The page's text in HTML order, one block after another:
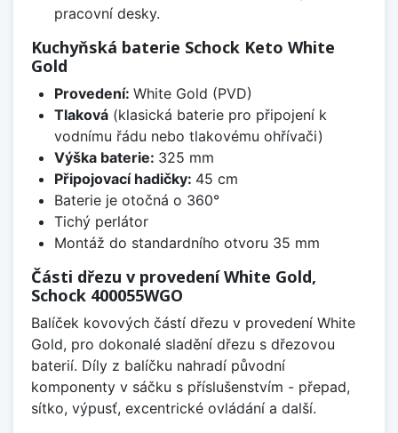
pracovní desky.
Kuchyňská baterie Schock Keto White
Gold
Provedení: White Gold (PVD)
Tlaková(klasická baterie pro připojení k
vodnímu řádu nebo tlakovému ohřívači)
Výška baterie: 325 mm
Připojovací hadičky: 45 cm
Baterie je otočná o 360°
Tichý perlátor
Montáž do standardního otvoru 35 mm
Části dřezu v provedení White Gold,
Schock 400055WGO
Balíček kovových částí dřezu v provedení White
Gold, pro dokonalé sladění dřezu s dřezovou
baterií. Díly z balíčku nahradí původní
komponenty v sáčku s příslušenstvím - přepad,
sítko, výpusť, excentrické ovládání a další.